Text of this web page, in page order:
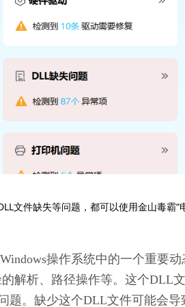
文件缺失等问题，都可以使用金山毒霸“
操作系统中的一个重要动
解析、路径操作等。这个DLL
题。缺少这个DLL文件可能会导